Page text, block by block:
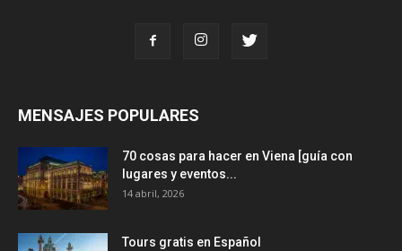
MENSAJES POPULARES
70 cosas para hacer en Viena [guía con
lugares y eventos...
14 abril, 2026
Tours gratis en Español